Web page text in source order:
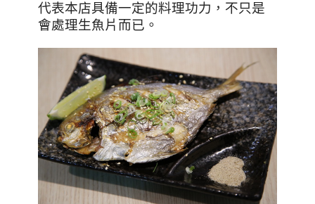
代表本店具備一定的料理功力，不只是
會處理生魚片而已。